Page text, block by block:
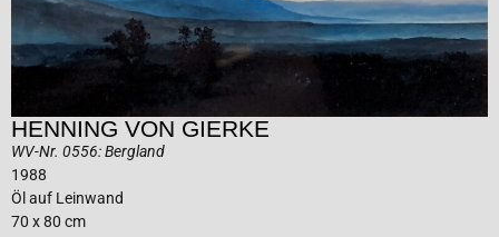
HENNING VON GIERKE
WV-Nr. 0556: Bergland
1988
Öl auf Leinwand
70 x 80 cm